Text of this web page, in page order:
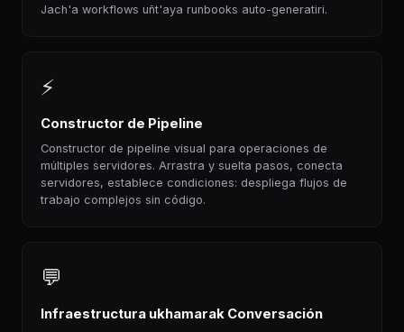
Jach'a workflows uñt'aya runbooks auto-generatiri.
⚡
Constructor de Pipeline
Constructor de pipeline visual para operaciones de
múltiples servidores. Arrastra y suelta pasos, conecta
servidores, establece condiciones: despliega flujos de
trabajo complejos sin código.
💬
Infraestructura ukhamarak Conversación